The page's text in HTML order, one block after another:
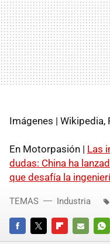
Imágenes |
En Motorpasión | Las
dudas: China ha
que desafía la
FACEBOOKTWITTERFLIPBOARD
E-
TEMAS Industria